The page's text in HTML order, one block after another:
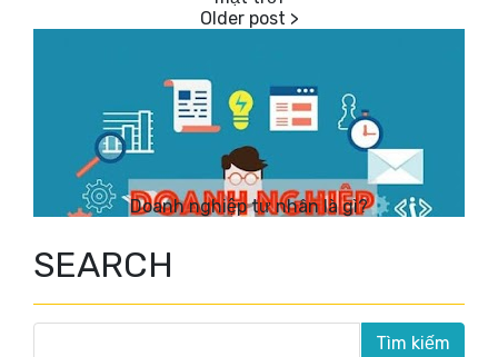
Doanh nghiệp tư nhân là gì?
SEARCH